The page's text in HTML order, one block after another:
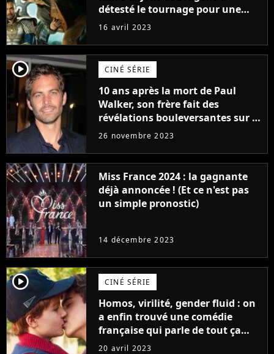
détesté le tournage pour une
raison très spéciale
16 avril 2023
player2 CINÉ SÉRIE
10 ans après la mort de Paul
Walker, son frère fait des
révélations bouleversantes sur la
réaction des acteurs de Fast and
26 novembre 2023
Miss France 2024 : la gagnante
déjà annoncée ! (Et ce n'est pas
un simple pronostic)
14 décembre 2023
player2 CINÉ SÉRIE
Homos, virilité, gender fluid : on
a enfin trouvé une comédie
française qui parle de tout ça
sans être super ringarde
20 avril 2023